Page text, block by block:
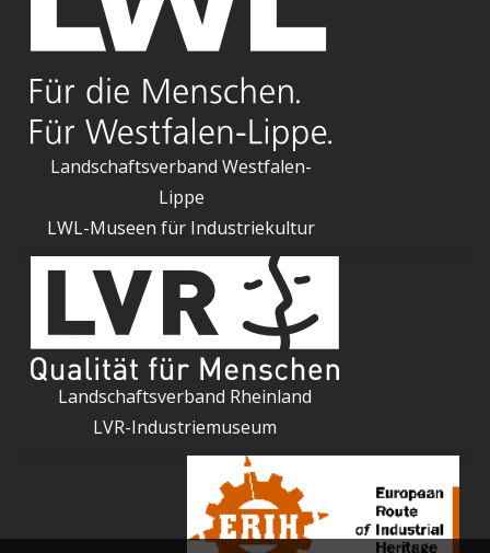
Landschaftsverband Westfalen-
Lippe
LWL-Museen für Industriekultur
Landschaftsverband Rheinland
LVR-Industriemuseum